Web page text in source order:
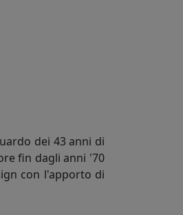
dei 43 anni di
fin dagli anni '70
con l'apporto di